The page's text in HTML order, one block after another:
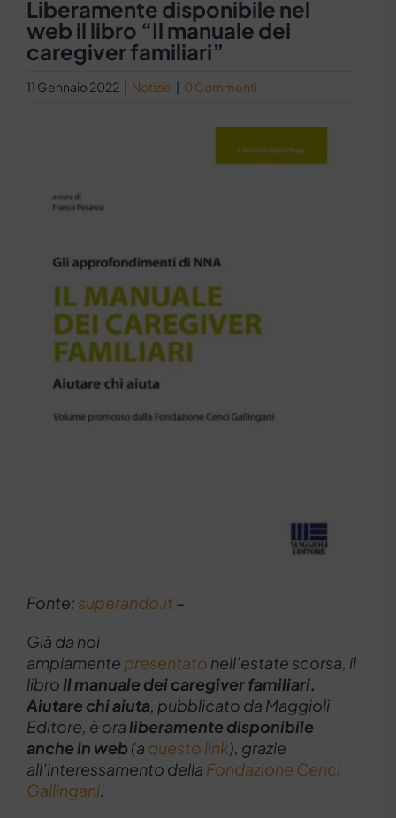
Liberamente disponibile nel
web il libro “Il manuale dei
caregiver familiari”
11 Gennaio 2022 | Notizie | 0 Commenti
Fonte: superando.it –
Già da noi
ampiamente presentato nell’estate scorsa, il
libro Il manuale dei caregiver familiari.
Aiutare chi aiuta, pubblicato da Maggioli
Editore, è oraliberamente disponibile
anche in web (a questo link), grazie
all’interessamento della Fondazione Cenci
Gallingani.